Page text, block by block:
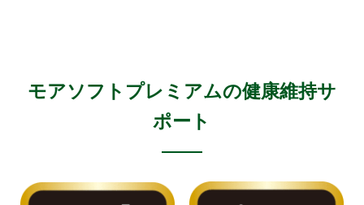
モアソフトプレミアムの健康維持サ
ポート